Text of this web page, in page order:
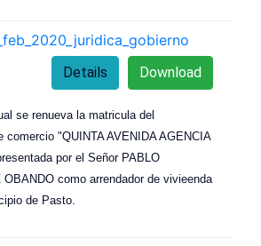
Download
Details
se renueva la matricula del
comercio "QUINTA AVENIDA AGENCIA
por el Señor PABLO
OBANDO como arrendador de vivieenda
de Pasto.